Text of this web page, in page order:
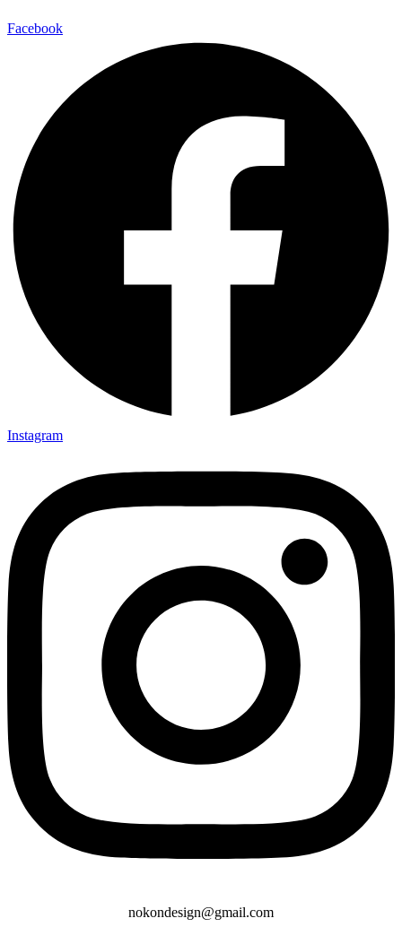
Facebook
Instagram
nokondesign@gmail.com